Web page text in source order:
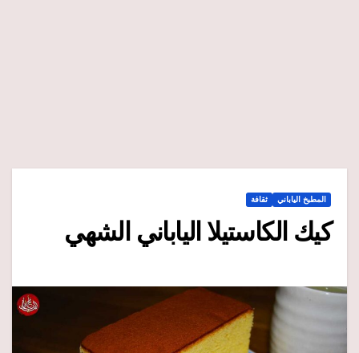
المطبخ الياباني ثقافة
كيك الكاستيلا الياباني الشهي